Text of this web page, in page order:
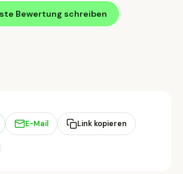
Bewertung schreiben
E-Mail Link kopieren